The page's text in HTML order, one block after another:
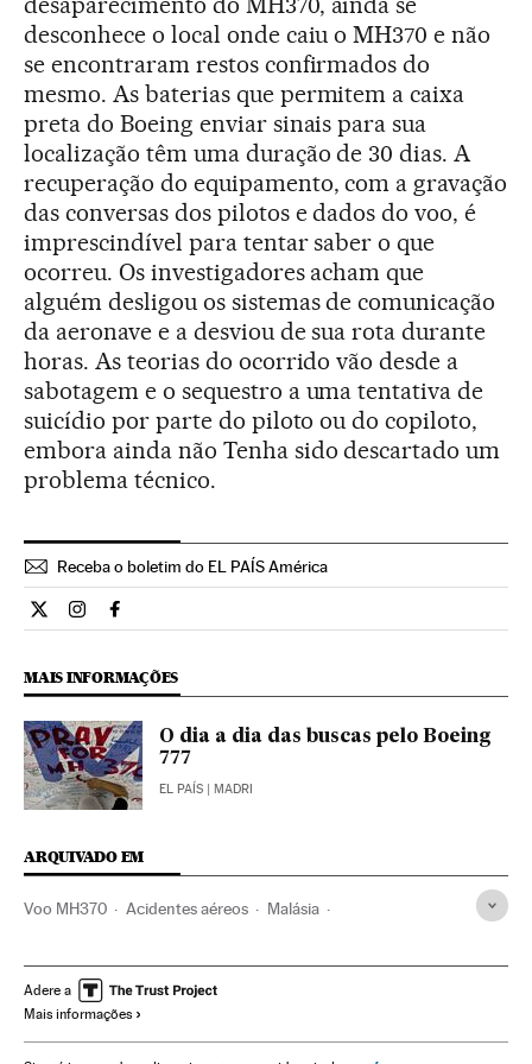
desconhece o local onde caiu o MH370 e não
se encontraram restos confirmados do
mesmo. As baterias que permitem a caixa
preta do Boeing enviar sinais para sua
localização têm uma duração de 30 dias. A
recuperação do equipamento, com a gravação
das conversas dos pilotos e dados do voo, é
imprescindível para tentar saber o que
ocorreu. Os investigadores acham que
alguém desligou os sistemas de comunicação
da aeronave e a desviou de sua rota durante
horas. As teorias do ocorrido vão desde a
sabotagem e o sequestro a uma tentativa de
suicídio por parte do piloto ou do copiloto,
embora ainda não Tenha sido descartado um
problema técnico.
Receba o boletim do EL PAÍS América
Internacional El País Brasil en Twitter
Internacional El País Brasil en Instagram
Internacional El País Brasil en Facebook
MAIS INFORMAÇÕES
O dia a dia das buscas pelo Boeing
777
EL PAÍS | MADRI
ARQUIVADO EM
Voo MH370 Acidentes aéreos Malásia
China Linhas aéreas Emergências
Ásia oriental
Adere a
Mais informações